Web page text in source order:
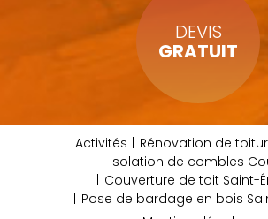
DEVIS
GRATUIT
Activités
Rénovation de
Isolation de combles
Couverture de toit Saint-
Pose de bardage en bois